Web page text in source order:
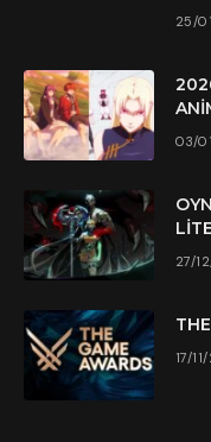
25/
03/
27/
17/